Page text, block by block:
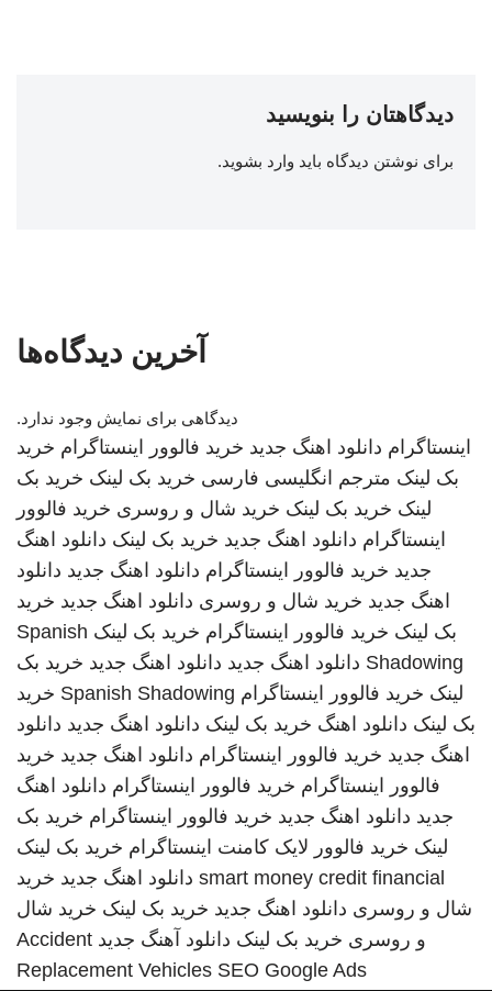
دیدگاهتان را بنویسید
برای نوشتن دیدگاه باید وارد بشوید.
آخرین دیدگاه‌ها
دیدگاهی برای نمایش وجود ندارد.
اینستاگرام دانلود اهنگ جدید خرید فالوور اینستاگرام خرید
بک لینک مترجم انگلیسی فارسی خرید بک لینک خرید بک
لینک خرید بک لینک خرید شال و روسری خرید فالوور
اینستاگرام دانلود اهنگ جدید خرید بک لینک دانلود اهنگ
جدید خرید فالوور اینستاگرام دانلود اهنگ جدید دانلود
اهنگ جدید خرید شال و روسری دانلود اهنگ جدید خرید
بک لینک خرید فالوور اینستاگرام خرید بک لینک Spanish
Shadowing دانلود اهنگ جدید دانلود اهنگ جدید خرید بک
لینک خرید فالوور اینستاگرام Spanish Shadowing خرید
بک لینک دانلود اهنگ خرید بک لینک دانلود اهنگ جدید دانلود
اهنگ جدید خرید فالوور اینستاگرام دانلود اهنگ جدید خرید
فالوور اینستاگرام خرید فالوور اینستاگرام دانلود اهنگ
جدید دانلود اهنگ جدید خرید فالوور اینستاگرام خرید بک
لینک خرید فالوور لایک کامنت اینستاگرام خرید بک لینک
smart money credit financial دانلود اهنگ جدید خرید
شال و روسری دانلود اهنگ جدید خرید بک لینک خرید شال
و روسری خرید بک لینک دانلود آهنگ جدید Accident
Replacement Vehicles SEO Google Ads